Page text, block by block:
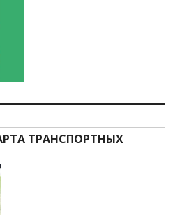
ТРАНСПОРТНЫХ